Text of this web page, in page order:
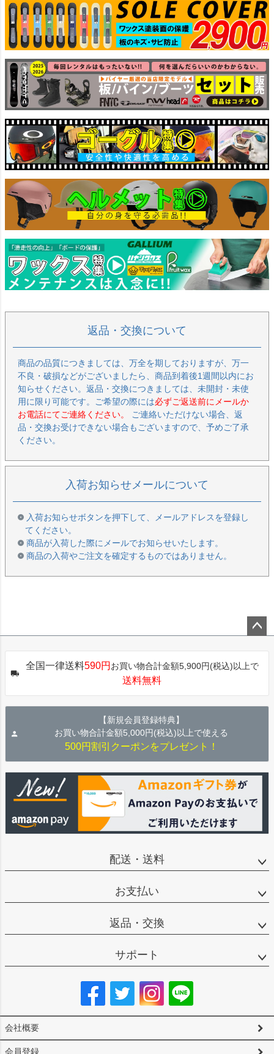
返品・交換について
商品の品質につきましては、万全を期しておりますが、万一
不良・破損などがございましたら、商品到着後1週間以内にお
知らせください。返品・交換につきましては、未開封・未使
用に限り可能です。ご希望の際には必ずご返送前にメールか
お電話にてご連絡ください。
ご連絡いただけない場合、返
品・交換お受けできない場合もございますので、予めご了承
ください。
入荷お知らせメールについて
入荷お知らせボタンを押下して、メールアドレスを登録し
てください。
商品が入荷した際にメールでお知らせいたします。
商品の入荷やご注文を確定するものではありません。
ップ
全国一律送料590円 お買い物合計金額5,900円(税込)以上で
送料無料
【新規会員登録特典】
お買い物合計金額5,000円(税込)以上で使える
500円割引クーポンをプレゼント！
配送・送料
お支払い
返品・交換
サポート
会社概要
会員登録